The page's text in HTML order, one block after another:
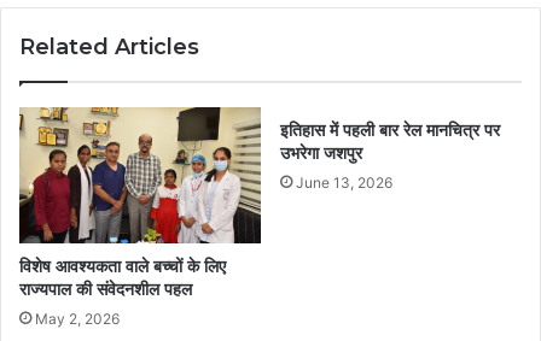
Related Articles
विशेष आवश्यकता वाले बच्चों के लिए
राज्यपाल की संवेदनशील पहल
May 2, 2026
इतिहास में पहली बार रेल मानचित्र पर
उभरेगा जशपुर
June 13, 2026